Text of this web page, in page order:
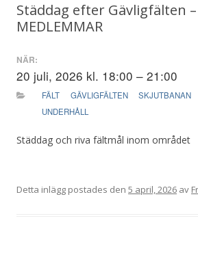
Städdag efter Gävligfälten
MEDLEMMAR
NÄR:
20 juli, 2026 kl. 18:00 – 21:00
FÄLT GÄVLIGFÄLTEN
SKJUTBANAN
UNDERHÅLL
Städdag och riva fältmål inom området
Detta inlägg postades den 5 april, 2026 av